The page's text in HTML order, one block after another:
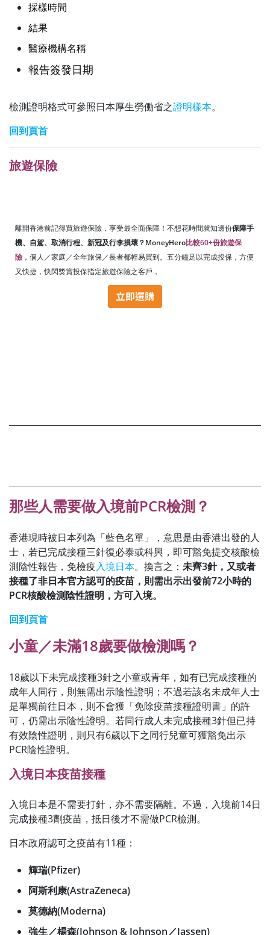
採樣時間
結果
醫療機構名稱
報告簽發日期
檢測證明格式可參照日本厚生勞働省之證明樣本。
回到頁首
旅遊保險
離開香港前記得買旅遊保險，享受最全面保障！不想花時間就知邊份保障手
機、自駕、取消行程、新冠及行李損壞？MoneyHero比較60+份旅遊保
險 ，個人／家庭／全年旅保／長者都輕易買到。五分鐘足以完成投保，方便
又快捷，快閃獎賞投保指定旅遊保險之客戶，
那些人需要做入境前PCR檢測？
香港現時被日本列為「藍色名單」，意思是由香港出發的人
士，若已完成接種三針復必泰或科興，即可豁免提交核酸檢
測陰性報告，免檢疫入境日本。換言之： 未齊3針，又或者
接種了非日本官方認可的疫苗，則需出示出發前72小時的
PCR核酸檢測陰性證明，方可入境。
回到頁首
小童／未滿18歲要做檢測嗎？
18歲以下未完成接種3針之小童或青年，如有已完成接種的
成年人同行，則無需出示陰性證明；不過若該名未成年人士
是單獨前往日本，則不會獲「免除疫苗接種證明書」的許
可，仍需出示陰性證明。若同行成人未完成接種3針但已持
有效陰性證明，則只有6歲以下之同行兒童可獲豁免出示
PCR陰性證明。
入境日本疫苗接種
入境日本是不需要打針，亦不需要隔離。不過，入境前14日
完成接種3劑疫苗，抵日後才不需做PCR檢測。
日本政府認可之疫苗有11種：
輝瑞(Pfizer)
阿斯利康(AstraZeneca)
莫德納(Moderna)
強生／楊森(Johnson & Johnson／Jassen)